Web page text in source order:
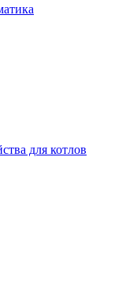
для котлов